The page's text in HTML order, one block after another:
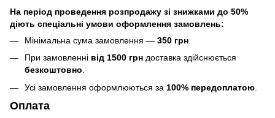
На період проведення розпродажу зі знижками до 50%
діють спеціальні умови оформлення замовлень:
Мінімальна сума замовлення — 350 грн
При замовленні від 1500 грн доставка здійснюється
безкоштовно.
Усі замовлення оформлюються за 100% передоплатою
Оплата